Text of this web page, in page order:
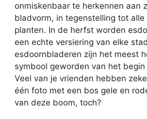
onmiskenbaar te herkennen aan
bladvorm, in tegenstelling tot alle
planten. In de herfst worden
een echte versiering van elke
esdoornbladeren zijn het meest
symbool geworden van het
Veel van je vrienden hebben
één foto met een bos gele en
van deze boom, toch?